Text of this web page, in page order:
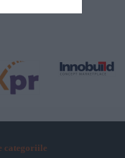
categoriile